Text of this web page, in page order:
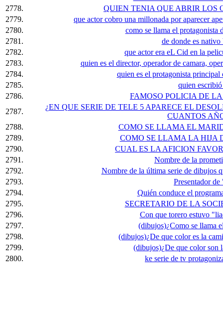
2778.
QUIEN TENIA QUE ABRIR LOS
2779.
que actor cobro una millonada por aparecer
2780.
como se llama el protagonista
2781.
de donde es
2782.
que actor era eL Cid en la
2783.
quien es el director, operador de camara,
2784.
quien es el protagonista principal
2785.
quien
2786.
FAMOSO POLICIA DE
2787.
¿EN QUE SERIE DE TELE 5 APARECE EL
CUANTOS
2788.
COMO SE LLAMA EL
2789.
COMO SE LLAMA LA HIJA
2790.
CUAL ES LA AFICION
2791.
Nombre de la
2792.
Nombre de la última serie de dibujos
2793.
Presentador
2794.
Quién conduce el
2795.
SECRETARIO DE LA
2796.
Con que torero estuvo
2797.
(dibujos)¿Como se llama
2798.
(dibujos)¿De que color es la
2799.
(dibujos)¿De que color son
2800.
ke serie de tv